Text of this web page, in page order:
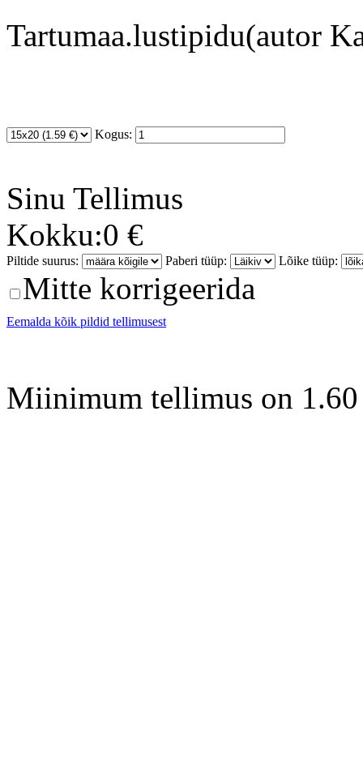
Tartumaa.lustipidu(autor
Kogus:
Sinu Tellimus
Kokku:0 €
Piltide suurus: Paberi tüüp: Lõike tüüp:
Mitte korrigeerida
Eemalda kõik pildid tellimusest
Miinimum tellimus on